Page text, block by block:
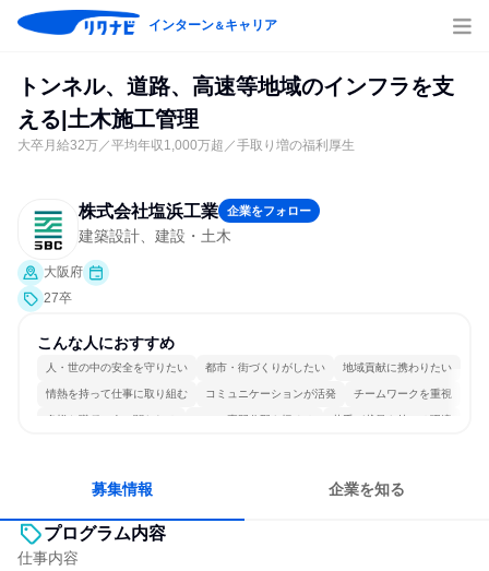
インターン＆キャリア
トンネル、道路、高速等地域のインフラを支
える|土木施工管理
大卒月給32万／平均年収1,000万超／手取り増の福利厚生
株式会社塩浜工業 企業をフォロー
建築設計、建設・土木
大阪府
27卒
こんな人におすすめ
人・世の中の安全を守りたい 都市・街づくりがしたい 地域貢献に携わりたい
情熱を持って仕事に取り組む コミュニケーションが活発 チームワークを重視
多様な職種の人と関われる 一つの専門分野を極める 若手が裁量を持てる環境
募集情報 企業を知る
プログラム内容
仕事内容